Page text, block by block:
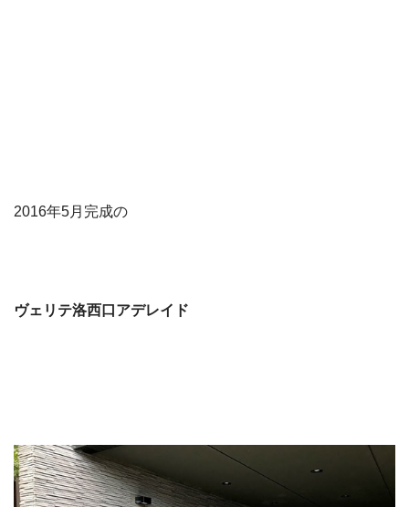
2016年5月完成の
ヴェリテ洛西口アデレイド